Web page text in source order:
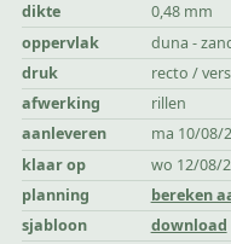
dikte
0,48 mm
oppervlak
duna -
druk
recto /
afwerking
rillen
aanleveren
ma 10/08/
klaar op
wo 12/08/
planning
bereken
sjabloon
download